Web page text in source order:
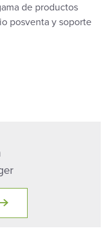
de productos
posventa y soporte